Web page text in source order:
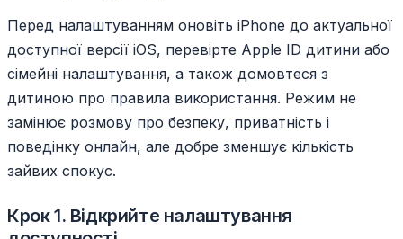
Перед налаштуванням оновіть iPhone до актуальної
доступної версії iOS, перевірте Apple ID дитини або
сімейні налаштування, а також домовтеся з
дитиною про правила використання. Режим не
замінює розмову про безпеку, приватність і
поведінку онлайн, але добре зменшує кількість
зайвих спокус.
Крок 1. Відкрийте налаштування